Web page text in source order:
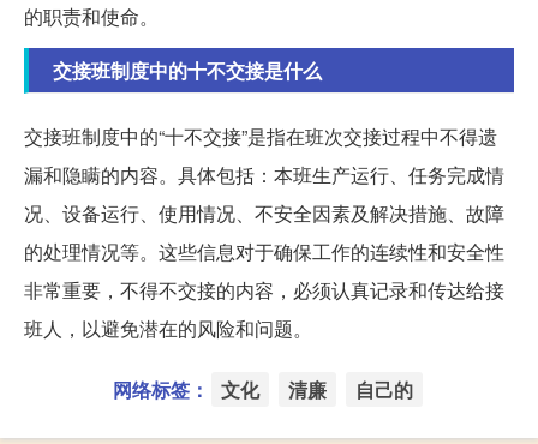
的职责和使命。
交接班制度中的十不交接是什么
交接班制度中的“十不交接”是指在班次交接过程中不得遗
漏和隐瞒的内容。具体包括： 本班生产运行、任务完成情
况、设备运行、使用情况、不安全因素及解决措施、故障
的处理情况等。这些信息对于确保工作的连续性和安全性
非常重要，不得不交接的内容，必须认真记录和传达给接
班人，以避免潜在的风险和问题。
网络标签： 文化 清廉 自己的